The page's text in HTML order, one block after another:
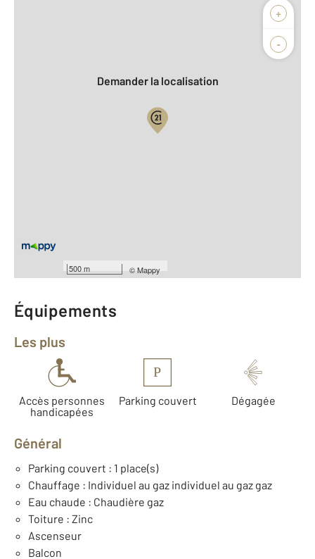
+
-
500 m ©Mappy
Biens vendus
Demander la localisation
Type de construction : Traditionnelle
Année construction : 2027
Équipements
Les plus
Accès personnes
handicapées
P
Parking couvert Dégagée
Général
Parking couvert : 1 place(s)
Chauffage : Individuel au gaz individuel au gaz gaz
Eau chaude : Chaudière gaz
Toiture : Zinc
Ascenseur
Balcon